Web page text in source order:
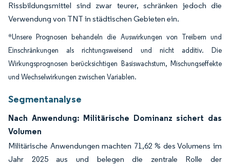
Rissbildungsmittel sind zwar teurer, schränken jedoch die
Verwendung von TNT in städtischen Gebieten ein.
*Unsere Prognosen behandeln die Auswirkungen von Treibern und
Einschränkungen als richtungsweisend und nicht additiv. Die
Wirkungsprognosen berücksichtigen Basiswachstum, Mischungseffekte
und Wechselwirkungen zwischen Variablen.
Segmentanalyse
Nach Anwendung: Militärische Dominanz sichert das
Volumen
Militärische Anwendungen machten 71,62 % des Volumens im
Jahr 2025 aus und belegen die zentrale Rolle der